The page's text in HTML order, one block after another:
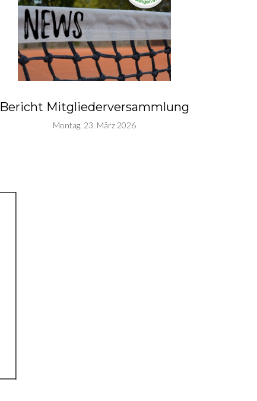
Bericht Mitgliederversammlung
Montag, 23. März 2026